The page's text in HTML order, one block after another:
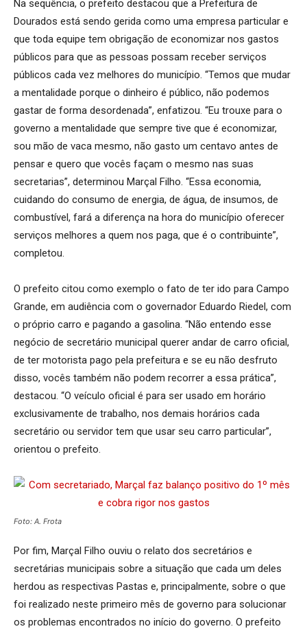
Na sequência, o prefeito destacou que a Prefeitura de
Dourados está sendo gerida como uma empresa particular e
que toda equipe tem obrigação de economizar nos gastos
públicos para que as pessoas possam receber serviços
públicos cada vez melhores do município. “Temos que mudar
a mentalidade porque o dinheiro é público, não podemos
gastar de forma desordenada”, enfatizou. “Eu trouxe para o
governo a mentalidade que sempre tive que é economizar,
sou mão de vaca mesmo, não gasto um centavo antes de
pensar e quero que vocês façam o mesmo nas suas
secretarias”, determinou Marçal Filho. “Essa economia,
cuidando do consumo de energia, de água, de insumos, de
combustível, fará a diferença na hora do município oferecer
serviços melhores a quem nos paga, que é o contribuinte”,
completou.
O prefeito citou como exemplo o fato de ter ido para Campo
Grande, em audiência com o governador Eduardo Riedel, com
o próprio carro e pagando a gasolina. “Não entendo esse
negócio de secretário municipal querer andar de carro oficial,
de ter motorista pago pela prefeitura e se eu não desfruto
disso, vocês também não podem recorrer a essa prática”,
destacou. “O veículo oficial é para ser usado em horário
exclusivamente de trabalho, nos demais horários cada
secretário ou servidor tem que usar seu carro particular”,
orientou o prefeito.
Foto: A. Frota
Por fim, Marçal Filho ouviu o relato dos secretários e
secretárias municipais sobre a situação que cada um deles
herdou as respectivas Pastas e, principalmente, sobre o que
foi realizado neste primeiro mês de governo para solucionar
os problemas encontrados no início do governo. O prefeito